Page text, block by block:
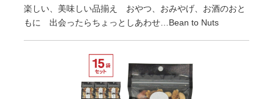
楽しい、美味しい品揃え おやつ、おみやげ、お酒のおと
もに 出会ったらちょっとしあわせ…Bean to Nuts